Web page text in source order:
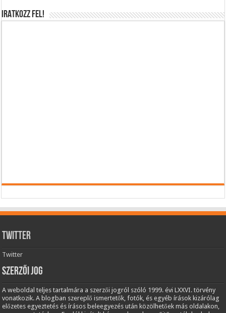
IRATKOZZ FEL!
Twitter
Twitter
Szerzői jog
A weboldal teljes tartalmára a szerzői jogról szóló 1999. évi LXXVI. törvény
vonatkozik. A blogban szereplő ismertetők, fotók, és egyéb írások kizárólag
előzetes egyeztetés és írásos beleegyezés után közölhetőek más oldalakon,